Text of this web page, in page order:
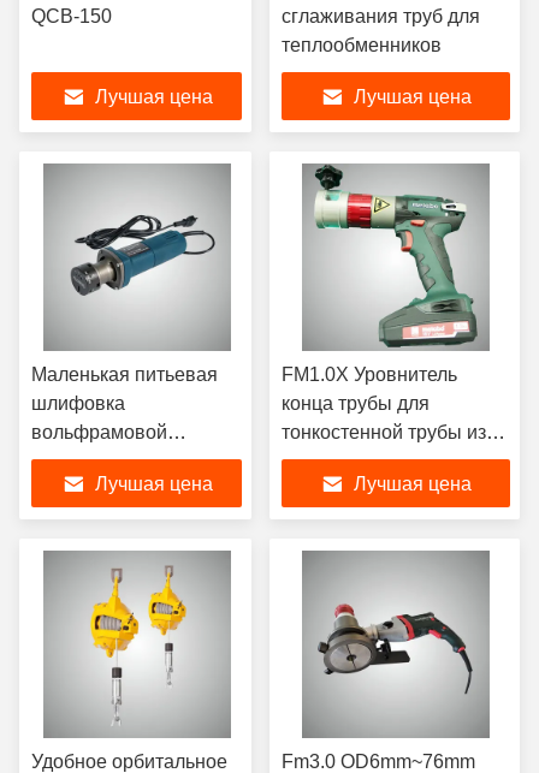
QCB-150
Лучшая цена
сглаживания труб для
теплообменников
Лучшая цена
Маленькая питьевая
шлифовка
вольфрамовой
проволоки (WMJ04)
Лучшая цена
FM1.0X Уровнитель
конца трубы для
тонкостенной трубы из
нержавеющей стали
малого диаметра
Лучшая цена
Удобное орбитальное
Fm3.0 OD6mm~76mm